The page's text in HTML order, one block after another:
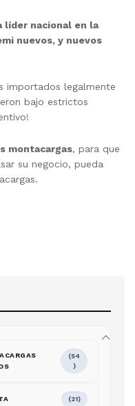
líder nacional en la
nuevos, y nuevos
importados legalmente
bajo estrictos
montacargas, para que
su negocio, pueda
(54
)
(21)